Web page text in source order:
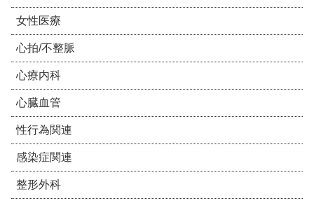
女性医療
心拍/不整脈
心療内科
心臓血管
性行為関連
感染症関連
整形外科